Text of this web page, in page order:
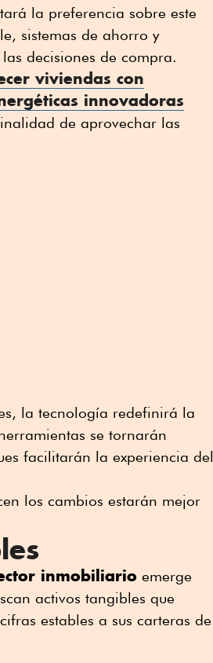
la preferencia sobre este
sistemas de ahorro y
decisiones de compra.
viviendas con
innovadoras
de aprovechar las
la tecnología redefinirá la
se tornarán
facilitarán la experiencia del
los cambios estarán mejor
inmobiliario emerge
activos tangibles que
estables a sus carteras de